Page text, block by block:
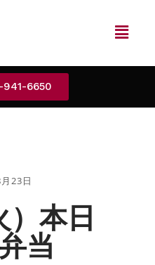
941-6650
23日
）本日
当